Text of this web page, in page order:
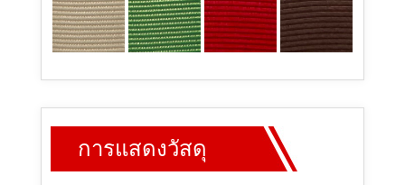
การแสดงวัสดุ